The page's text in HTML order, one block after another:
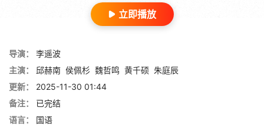
立即播放
导演：
李遥波
主演：
邱赫南 侯佩杉 魏哲鸣 黄千硕 朱庭辰
更新：
2025-11-30 01:44
备注：
已完结
语言：
国语